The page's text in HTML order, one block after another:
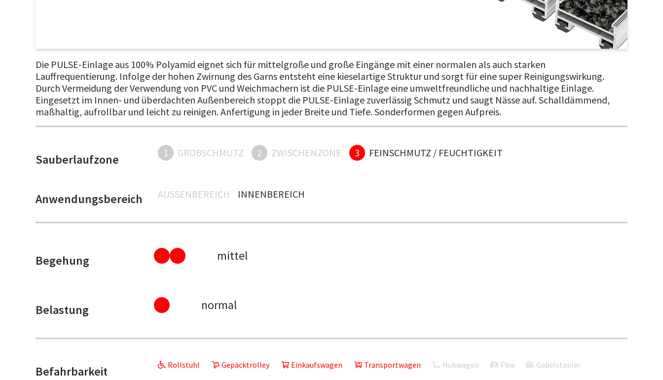
Die PULSE-Einlage aus 100% Polyamid eignet sich für mittelgroße und große Eingänge mit einer normalen als auch starken
Lauffrequentierung. Infolge der hohen Zwirnung des Garns entsteht eine kieselartige Struktur und sorgt für eine super Reinigungswirkung.
Durch Vermeidung der Verwendung von PVC und Weichmachern ist die PULSE-Einlage eine umweltfreundliche und nachhaltige Einlage.
Eingesetzt im Innen- und überdachten Außenbereich stoppt die PULSE-Einlage zuverlässig Schmutz und saugt Nässe auf. Schalldämmend,
maßhaltig, aufrollbar und leicht zu reinigen. Anfertigung in jeder Breite und Tiefe. Sonderformen gegen Aufpreis.
Sauberlaufzone 1 GROBSCHMUTZ 2 ZWISCHENZONE 3 FEINSCHMUTZ / FEUCHTIGKEIT
Anwendungsbereich AUSSENBEREICH INNENBEREICH
Begehung mittel
Belastung normal
Befahrbarkeit Rollstuhl Gepäcktrolley Einkaufswagen Transportwagen Hubwagen Pkw Gabelstapler